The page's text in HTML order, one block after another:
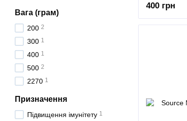
400 грн
Вага (грам)
200 2
300 1
400 1
500 2
2270 1
Призначення
Підвищення імунітету 1